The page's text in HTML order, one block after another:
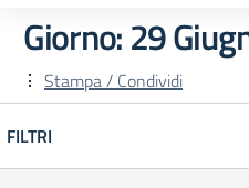
Giorno:29
Stampa / Condividi
FILTRI